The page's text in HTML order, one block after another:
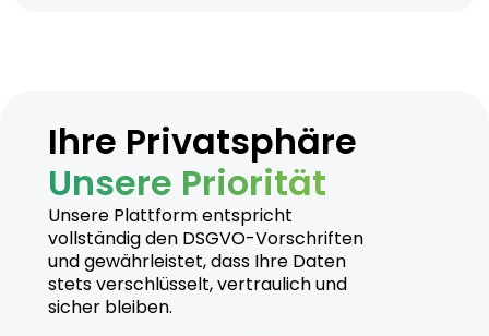
Ihre Privatsphäre
Unsere Priorität
Unsere Plattform entspricht
vollständig den DSGVO-Vorschriften
und gewährleistet, dass Ihre Daten
stets verschlüsselt, vertraulich und
sicher bleiben.